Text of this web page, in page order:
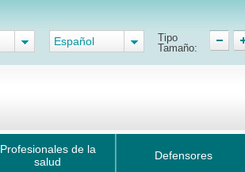
Español
Tipo
Tamaño:
Profesionales de la
salud
Defensores